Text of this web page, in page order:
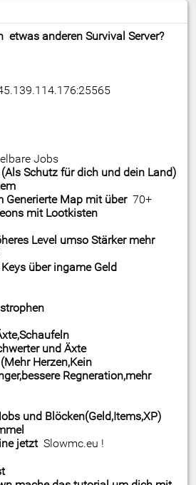
etwas anderen Survival Server?
Jobs
Schutz für dich und dein Land)
Generierte Map mit über 70+
mit Lootkisten
Level umso Stärker mehr
über ingame Geld
und Äxte
Herzen,Kein
Regneration,mehr
und Blöcken(Geld,Items,XP)
jetzt Slowmc.eu !